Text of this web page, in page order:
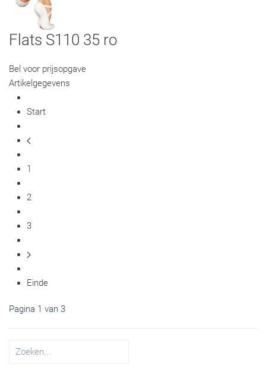
Flats S110 35 ro
Bel voor prijsopgave
Artikelgegevens
Start
1
2
3
Einde
Pagina 1 van 3